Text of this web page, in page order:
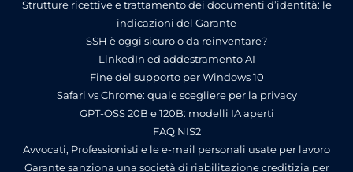
Strutture ricettive e trattamento dei documenti d’identità: le
indicazioni del Garante
SSH è oggi sicuro o da reinventare?
LinkedIn ed addestramento AI
Fine del supporto per Windows 10
Safari vs Chrome: quale scegliere per la privacy
GPT-OSS 20B e 120B: modelli IA aperti
FAQ NIS2
Avvocati, Professionisti e le e-mail personali usate per lavoro
Garante sanziona una società di riabilitazione creditizia per